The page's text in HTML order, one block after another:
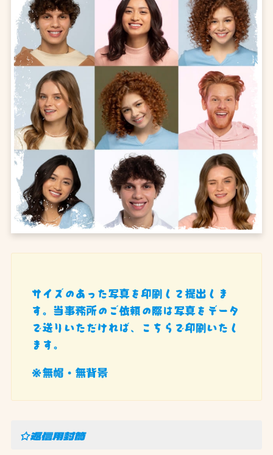
サイズのあった写真を印刷して提出しま
す。当事務所のご依頼の際は写真をデータ
で送りいただければ、こちらで印刷いたし
ます。
※無帽・無背景
☆返信用封筒